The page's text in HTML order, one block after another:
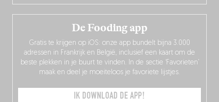
De Fooding app
Gratis te krijgen op iOS: onze app bundelt bijna 3.000
adressen in Frankrijk en België, inclusief een kaart om de
beste plekken in je buurt te vinden. In de sectie ‘Favorieten’
maak en deel je moeiteloos je favoriete lijstjes.
IK DOWNLOAD DE APP!